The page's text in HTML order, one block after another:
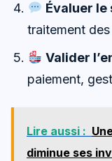
Évaluer le
traitement
Valider
paiement,
Lire aussi :
diminue ses